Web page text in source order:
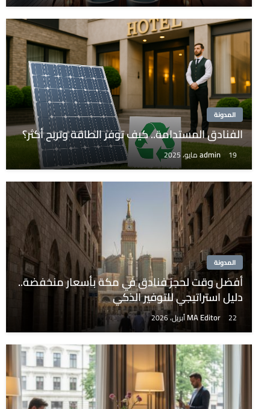
المدونة
الفنادق المستدامة.. كيف توفر الطاقة وتربح أكثر؟
admin 19 مايو، 2025
المدونة
أفضل وقت لحجز فنادق في مكة بأسعار منخفضة..
دليل استراتيجي للتوفير الذكي
MA Editor 22 أبريل، 2026